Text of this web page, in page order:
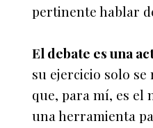
pertinente hablar
El debate es una
su ejercicio solo
que, para mí, es el
una herramienta